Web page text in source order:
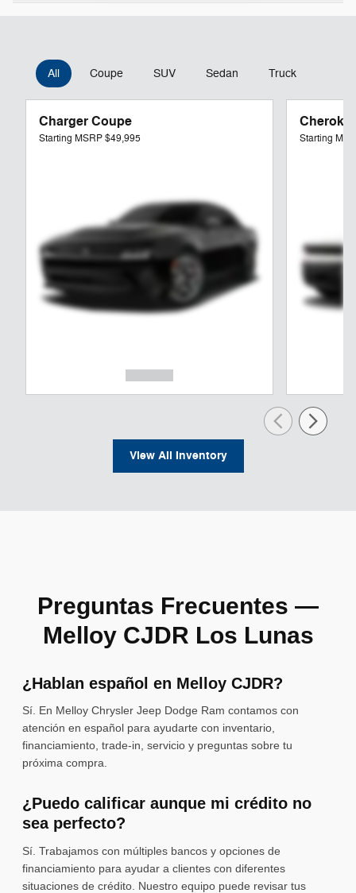
All Coupe SUV Sedan Truck
Charger Coupe
Starting MSRP$49,995 Starting
View All Inventory
Preguntas Frecuentes —
Melloy CJDR Los Lunas
¿Hablan español en Melloy CJDR?
Sí. En Melloy Chrysler Jeep Dodge Ram contamos con
atención en español para ayudarte con inventario,
financiamiento, trade-in, servicio y preguntas sobre tu
próxima compra.
¿Puedo calificar aunque mi crédito no
sea perfecto?
Sí. Trabajamos con múltiples bancos y opciones de
financiamiento para ayudar a clientes con diferentes
situaciones de crédito. Nuestro equipo puede revisar tus